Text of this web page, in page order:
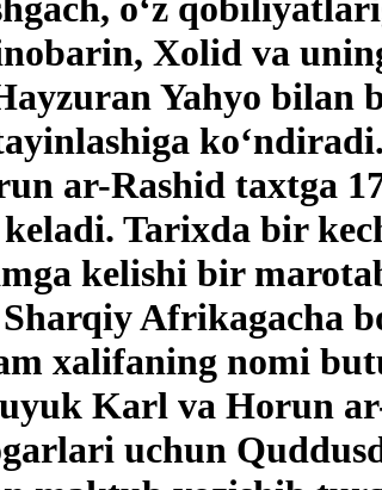
o‘z
Xolid va
Yahyo bilan
ar-Rashid taxtga
keladi. Tarixda bir
kelishi bir
Afrikagacha
xalifaning nomi
Karl va Horun
uchun